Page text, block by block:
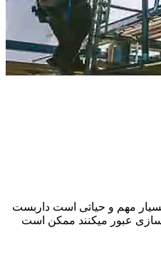
مهم و حیاتی است داربست
عبور میکنند ممکن است